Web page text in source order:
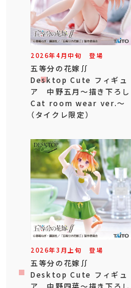
2026年4 月中旬 登場
五等分の花嫁∬
Desktop Cute フィギュ
ア 中野五月～描き下ろし
Cat room wear ver.～
（タイクレ限定）
2026年3 月 上旬 登場
五等分の花嫁∬
Desktop Cute フィギュ